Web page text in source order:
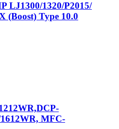
LJ1300/1320/P2015/
(Boost) Type 10.0
MFC-